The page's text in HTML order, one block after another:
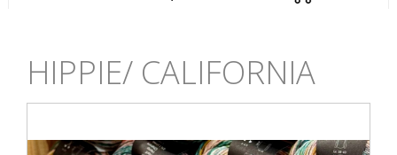
HIPPIE/ CALIFORNIA